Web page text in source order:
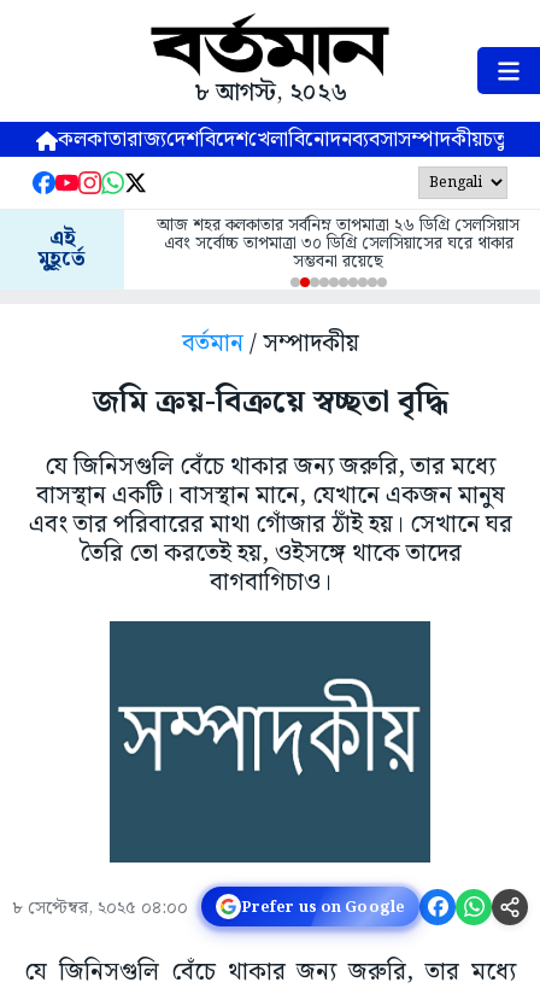
৮ আগস্ট, ২০২৬
কলকাতারাজ্যদেশবিদেশখেলাবিনোদনব্যবসাসম্পাদকীয়
এই
মুহূর্তে
আজ শহর কলকাতার সর্বনিম্ন তাপমাত্রা ২৬ ডিগ্রি সেলসিয়াস
এবং সর্বোচ্চ তাপমাত্রা ৩০ ডিগ্রি সেলসিয়াসের ঘরে থাকার
সম্ভবনা রয়েছে
বর্তমান/ সম্পাদকীয়
জমি ক্রয়-বিক্রয়ে স্বচ্ছতা বৃদ্ধি
যে জিনিসগুলি বেঁচে থাকার জন্য জরুরি, তার মধ্যে
বাসস্থান একটি। বাসস্থান মানে, যেখানে একজন মানুষ
এবং তার পরিবারের মাথা গোঁজার ঠাঁই হয়। সেখানে ঘর
তৈরি তো করতেই হয়, ওইসঙ্গে থাকে তাদের
বাগবাগিচাও।
৮ সেপ্টেম্বর, ২০২৫ ০৪:০০ Prefer us on Google
যে জিনিসগুলি বেঁচে থাকার জন্য জরুরি, তার মধ্যে